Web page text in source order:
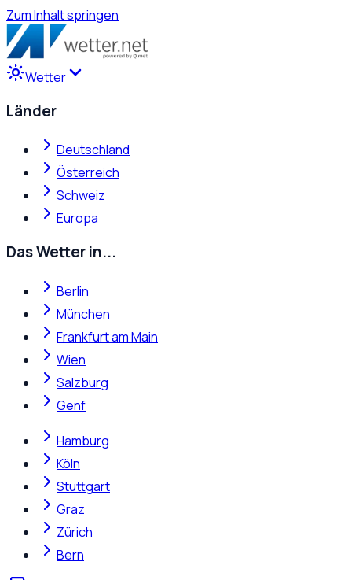
Zum Inhalt springen
Wetter
Länder
Deutschland
Österreich
Schweiz
Europa
Das Wetter in...
Berlin
München
Frankfurt am Main
Wien
Salzburg
Genf
Hamburg
Köln
Stuttgart
Graz
Zürich
Bern